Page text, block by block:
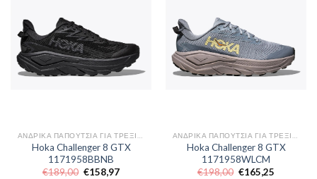
Hoka Challenger 8 GTX
1171958BBNB
€189,00 Original
€158,97Η
Hoka Challenger 8 GTX
1171958WLCM
€198,00 Original
€165,25